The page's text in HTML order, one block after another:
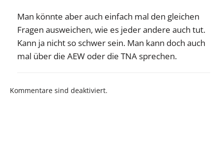
Man könnte aber auch einfach mal den gleichen
Fragen ausweichen, wie es jeder andere auch tut.
Kann ja nicht so schwer sein. Man kann doch auch
mal über die AEW oder die TNA sprechen.
Kommentare sind deaktiviert.